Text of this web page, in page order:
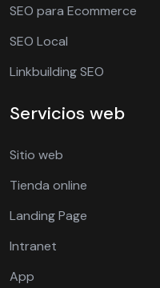
SEO para Ecommerce
SEO Local
Linkbuilding SEO
Servicios web
Sitio web
Tienda online
Landing Page
Intranet
App